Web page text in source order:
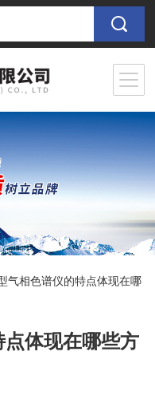
气相色谱仪的特点体现在哪
体现在哪些方